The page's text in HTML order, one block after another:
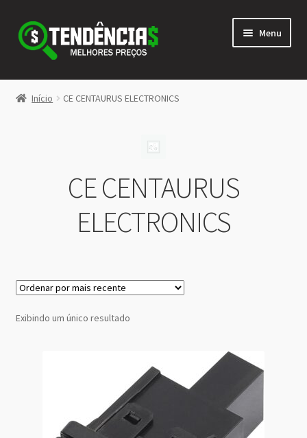
Pular
para
navegação
Pular
para
conteúdo
Menu
LOJA
Início CE CENTAURUS ELECTRONICS
CE CENTAURUS
ELECTRONICS
Exibindo um único resultado